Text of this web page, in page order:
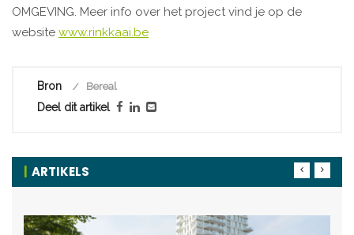
OMGEVING. Meer info over het project vind je op de
website www.rinkkaai.be
Bron Bereal
Deel dit artikel
ARTIKELS